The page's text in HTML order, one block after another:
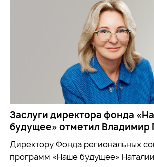
Заслуги директора фонда
будущее» отметил Владимир
Директору Фонда региональных
программ «Наше будущее»